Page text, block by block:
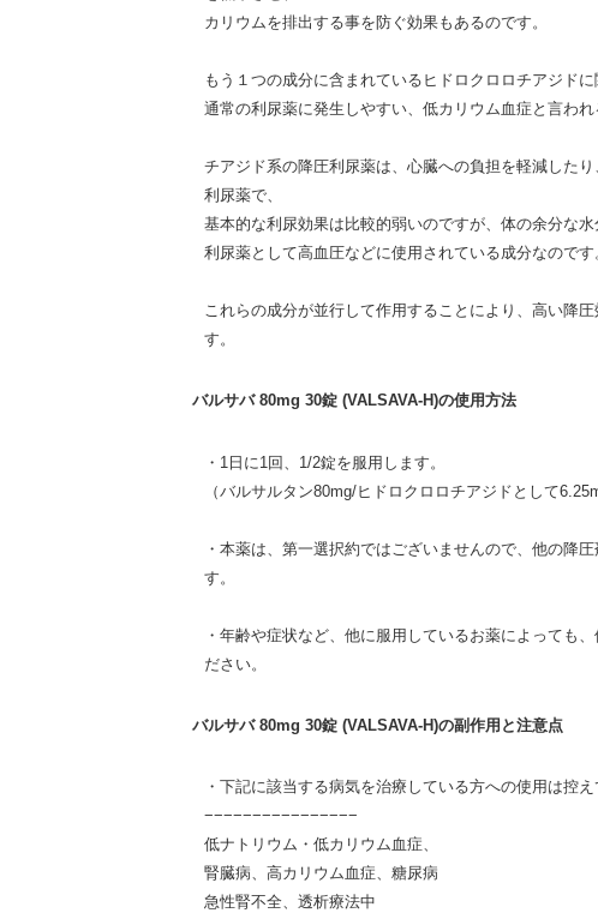
カリウムを排出する事を防ぐ効果もあるのです。
もう１つの成分に含まれているヒドロクロロチアジド
通常の利尿薬に発生しやすい、低カリウム血症と言わ
チアジド系の降圧利尿薬は、心臓への負担を軽減した
利尿薬で、
基本的な利尿効果は比較的弱いのですが、体の余分な
利尿薬として高血圧などに使用されている成分なのです
これらの成分が並行して作用することにより、高い降
す。
バルサバ 80mg 30錠 (VALSAVA-H)の使用方法
・1日に1回、1/2錠を服用します。
（バルサルタン80mg/ヒドロクロロチアジドとして
・本薬は、第一選択約ではございませんので、他の降
す。
・年齢や症状など、他に服用しているお薬によっても
ださい。
バルサバ 80mg 30錠 (VALSAVA-H)の副作用と注意点
・下記に該当する病気を治療している方への使用は控え
−−−−−−−−−−−−−−−−
低ナトリウム・低カリウム血症、
腎臓病、高カリウム血症、糖尿病
急性腎不全、透析療法中